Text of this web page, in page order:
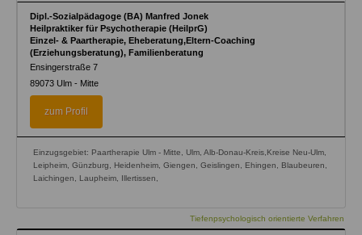
Dipl.-Sozialpädagoge (BA) Manfred Jonek
Heilpraktiker für Psychotherapie (HeilprG)
Einzel- & Paartherapie, Eheberatung,Eltern-Coaching
(Erziehungsberatung), Familienberatung
Ensingerstraße 7
89073 Ulm - Mitte
zum Profil
Einzugsgebiet: Paartherapie Ulm - Mitte, Ulm, Alb-Donau-Kreis,Kreise Neu-Ulm,
Leipheim, Günzburg, Heidenheim, Giengen, Geislingen, Ehingen, Blaubeuren,
Laichingen, Laupheim, Illertissen,
Tiefenpsychologisch orientierte Verfahren